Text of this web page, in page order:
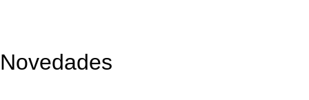
Novedades